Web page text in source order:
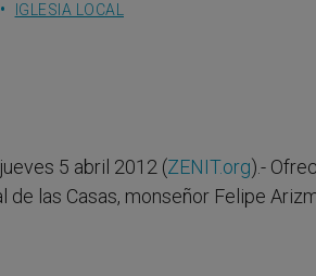
IGLESIA LOCAL
5 abril 2012 (ZENIT.org).-
de las Casas, monseñor Felipe